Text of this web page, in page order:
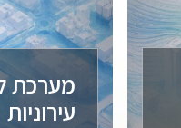
מערכת
עירוניות